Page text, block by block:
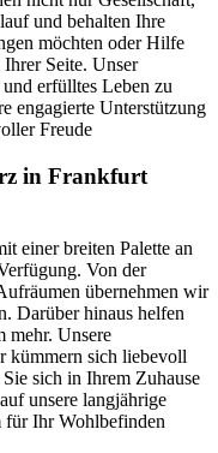
und behalten Ihre
möchten oder Hilfe
Seite. Unser
erfülltes Leben zu
engagierte Unterstützung
Freude
in Frankfurt
einer breiten Palette an
Von der
übernehmen wir
Darüber hinaus helfen
mehr. Unsere
kümmern sich liebevoll
sich in Ihrem Zuhause
unsere langjährige
für Ihr Wohlbefinden